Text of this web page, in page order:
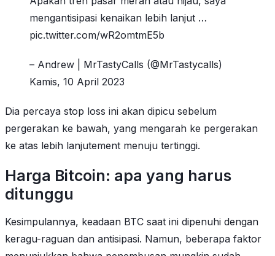
mengantisipasi kenaikan lebih lanjut …
pic.twitter.com/wR2omtmE5b
– Andrew | MrTastyCalls (@MrTastycalls)
Kamis, 10 April 2023
Dia percaya stop loss ini akan dipicu sebelum
pergerakan ke bawah, yang mengarah ke pergerakan
ke atas lebih lanjutement menuju tertinggi.
Harga Bitcoin: apa yang harus
ditunggu
Kesimpulannya, keadaan BTC saat ini dipenuhi dengan
keragu-raguan dan antisipasi. Namun, beberapa faktor